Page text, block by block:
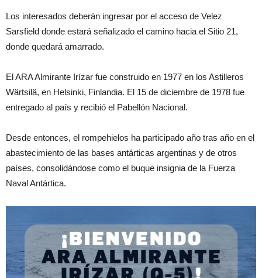
Los interesados deberán ingresar por el acceso de Velez
Sarsfield donde estará señalizado el camino hacia el Sitio 21,
donde quedará amarrado.
El ARA Almirante Irízar fue construido en 1977 en los Astilleros
Wärtsilä, en Helsinki, Finlandia. El 15 de diciembre de 1978 fue
entregado al país y recibió el Pabellón Nacional.
Desde entonces, el rompehielos ha participado año tras año en el
abastecimiento de las bases antárticas argentinas y de otros
países, consolidándose como el buque insignia de la Fuerza
Naval Antártica.